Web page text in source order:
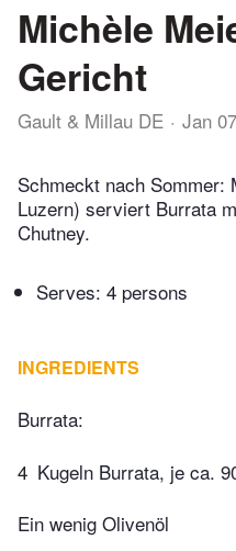
Michèle
Gericht
Gault & Millau DE Jan
Schmeckt nach Sommer:
Luzern) serviert Burrata
Chutney.
Serves: 4 persons
INGREDIENTS
Burrata:
4 Kugeln Burrata, je ca.
Ein wenig Olivenöl